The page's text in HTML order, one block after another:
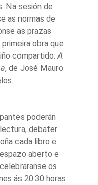
Na sesión de
as normas de
as prazas
obra que
compartido:A
, de José Mauro
poderán
debater
cada libro e
aberto e
os
ás 20.30 horas